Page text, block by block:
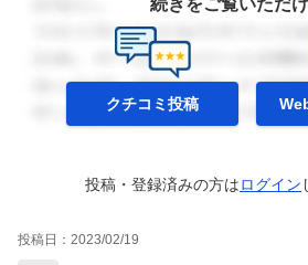
クチコミ投稿
投稿・登録済みの方はログイン
投稿日： 2023/02/19